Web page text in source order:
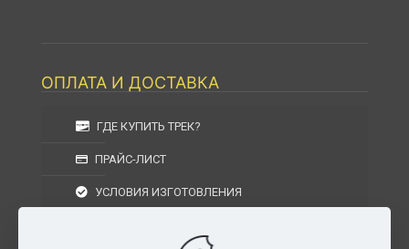
ОПЛАТА И ДОСТАВКА
ГДЕ КУПИТЬ ТРЕК?
ПРАЙС-ЛИСТ
УСЛОВИЯ ИЗГОТОВЛЕНИЯ